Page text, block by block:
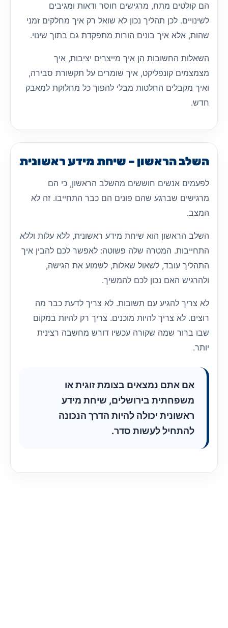
הם קולטים מתח, מרגישים חוסר ודאות ומגיבים
לשינויים. לכן תהליך נכון לא שואל רק איך מחלקים זמני
שהות, אלא איך בונים הורות מתפקדת גם בתוך שינוי.
השאלות החשובות הן איך מייצרים יציבות, איך
מצמצמים קונפליקט, איך שומרים על תקשורת סבירה,
ואיך מקבלים החלטות מבלי להפוך כל מחלוקת למאבק
חדש.
השלב הראשון – שיחת מידע ראשונית
לפעמים אנשים חוששים מהשלב הראשון, כי הם
מרגישים שברגע שהם פונים הם כבר התחייבו. זה לא
המצב.
השלב הראשון הוא שיחת מידע ראשונית, ללא עלות וללא
התחייבות. המטרה שלה פשוטה: לאפשר לכם להבין איך
התהליך עובד, לשאול שאלות, לשמוע את הגישה,
ולהרגיש האם נכון לכם להמשיך.
לא צריך להגיע עם תשובות. לא צריך לדעת כבר מה
רוצים. לא צריך להיות מוכנים. צריך רק להיות במקום
שבו ברור שמה שקורה עכשיו דורש מחשבה רצינית
יותר.
אם אתם נמצאים בצומת זוגית או
משפחתית בירושלים, שיחת מידע
ראשונית יכולה להיות הדרך הנכונה
להתחיל לעשות סדר.